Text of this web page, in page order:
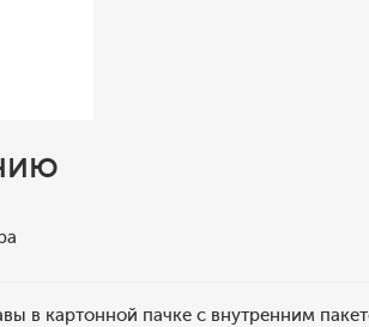
в картонной пачке с внутренним